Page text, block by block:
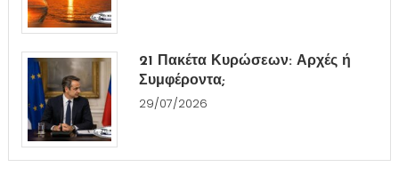
21 Πακέτα Κυρώσεων: Αρχές ή
Συμφέροντα;
29/07/2026